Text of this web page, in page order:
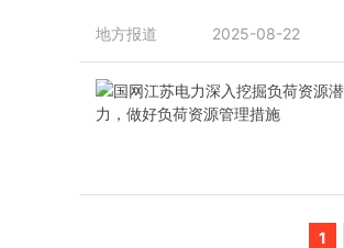
地方报道 2025-08-22
1